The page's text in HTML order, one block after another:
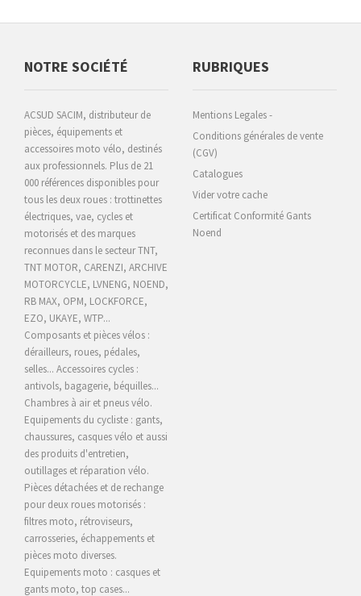
NOTRE SOCIÉTÉ
ACSUD SACIM, distributeur de
pièces, équipements et
accessoires moto vélo, destinés
aux professionnels. Plus de 21
000 références disponibles pour
tous les deux roues : trottinettes
électriques, vae, cycles et
motorisés et des marques
reconnues dans le secteur TNT,
TNT MOTOR, CARENZI, ARCHIVE
MOTORCYCLE, LVNENG, NOEND,
RB MAX, OPM, LOCKFORCE,
EZO, UKAYE, WTP...
Composants et pièces vélos :
dérailleurs, roues, pédales,
selles... Accessoires cycles :
antivols, bagagerie, béquilles...
Chambres à air et pneus vélo.
Equipements du cycliste : gants,
chaussures, casques vélo et aussi
des produits d'entretien,
outillages et réparation vélo.
Pièces détachées et de rechange
pour deux roues motorisés :
filtres moto, rétroviseurs,
carrosseries, échappements et
pièces moto diverses.
Equipements moto : casques et
gants moto, top cases...
RUBRIQUES
Mentions Legales -
Conditions générales de vente
(CGV)
Catalogues
Vider votre cache
Certificat Conformité Gants
Noend